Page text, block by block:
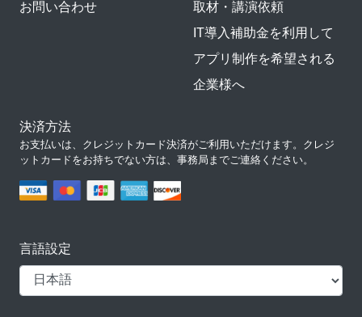
お問い合わせ
取材・講演依頼
IT導入補助金を利用して
アプリ制作を希望される
企業様へ
決済方法
お支払いは、クレジットカード決済がご利用いただけます。クレジ
ットカードをお持ちでない方は、事務局までご連絡ください。
言語設定